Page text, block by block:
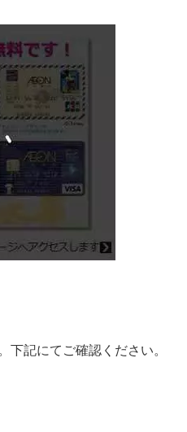
下記にてご確認ください。